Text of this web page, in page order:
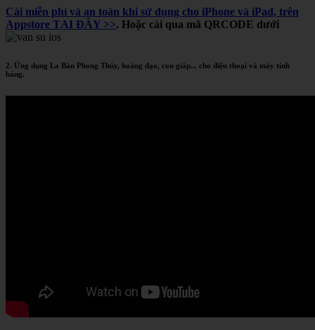
Cài miễn phí và an toàn khi sử dụng cho iPhone và iPad, trên
Appstore TẠI ĐÂY >>. Hoặc cài qua mã QRCODE dưới
2. Ứng dụng La Bàn Phong Thủy, hoàng đạo, con giáp... cho điện thoại và máy tính
bảng.